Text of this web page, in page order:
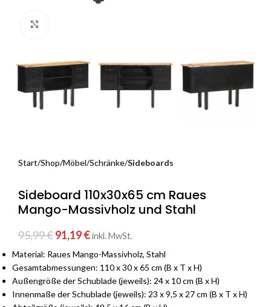
Start Shop Möbel Schränke Sideboards
Sideboard 110x30x65 cm Raues
Mango-Massivholz und Stahl
95,99€91,19€inkl. MwSt.
Material: Raues Mango-Massivholz, Stahl
Gesamtabmessungen: 110 x 30 x 65 cm (B x T x H)
Außengröße der Schublade (jeweils): 24 x 10 cm (B x H)
Innenmaße der Schublade (jeweils): 23 x 9,5 x 27 cm (B x T x H)